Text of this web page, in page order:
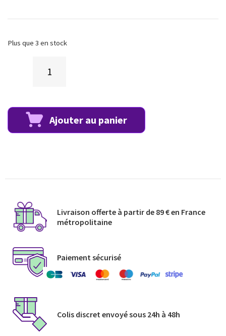
Plus que 3 en stock
Ajouter au panier
Livraison offerte à partir de 89 € en France
métropolitaine​
Paiement sécurisé
Colis discret envoyé​ sous 24h à 48h​